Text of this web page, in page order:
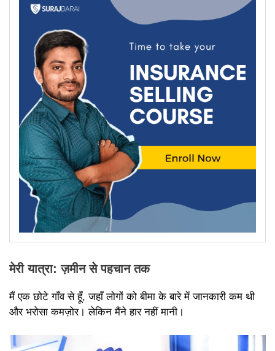
मेरी यात्रा: ज़मीन से पहचान तक
मैं एक छोटे गाँव से हूँ, जहाँ लोगों को बीमा के बारे में जानकारी कम थी
और भरोसा कमज़ोर। लेकिन मैंने हार नहीं मानी।